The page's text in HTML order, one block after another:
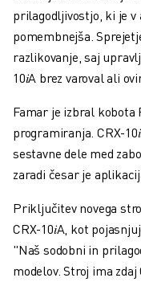
prilagodljivostjo, ki je
pomembnejša.
razlikovanje, saj
10𝑖A brez varoval ali
Famar je izbral kobota
programiranja. CRX-
sestavne dele med
zaradi česar je
Priključitev novega
CRX-10𝑖A, kot
"Naš sodobni in
modelov. Stroj ima